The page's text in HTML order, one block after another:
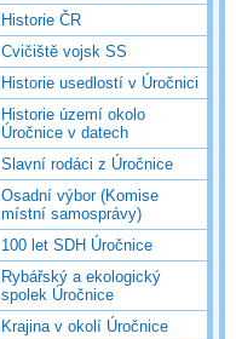
Historie ČR
Cvičiště vojsk SS
Historie usedlostí v Úročnici
Historie území okolo
Úročnice v datech
Slavní rodáci z Úročnice
Osadní výbor (Komise
místní samosprávy)
100 let SDH Úročnice
Rybářský a ekologický
spolek Úročnice
Krajina v okolí Úročnice